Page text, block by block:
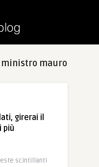
ministro mauro
girerai il
più
scintillanti